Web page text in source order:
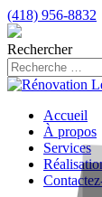
(418) 956-8832
Rechercher
Accueil
À propos
Services